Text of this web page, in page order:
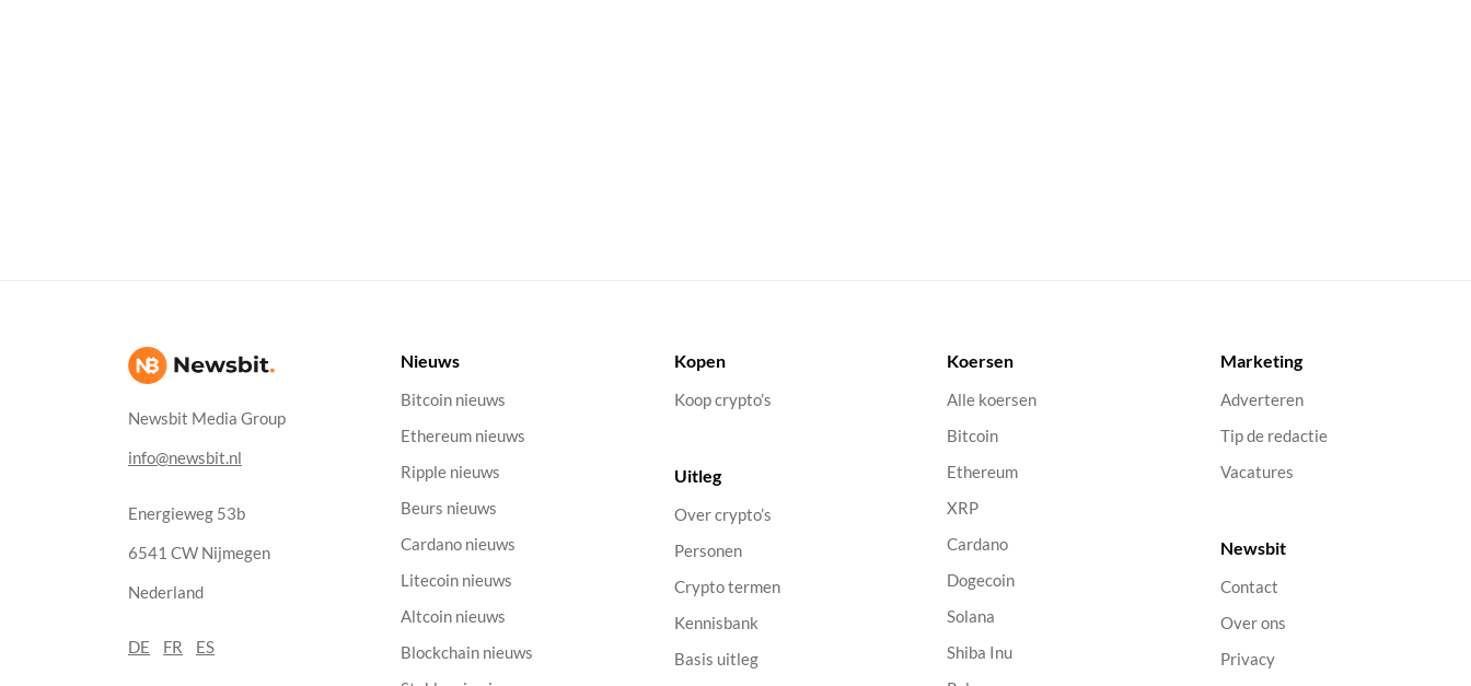
Newsbit Media Group
info@newsbit.nl
Energieweg 53b
6541 CW Nijmegen
Nederland
DE FR ES
Nieuws
Bitcoin nieuws
Ethereum nieuws
Ripple nieuws
Beurs nieuws
Cardano nieuws
Litecoin nieuws
Altcoin nieuws
Blockchain nieuws
Kopen
Koop crypto’s
Uitleg
Over crypto’s
Personen
Crypto termen
Kennisbank
Basis uitleg
Koersen
Alle koersen
Bitcoin
Ethereum
XRP
Cardano
Dogecoin
Solana
Shiba Inu
Marketing
Adverteren
Tip de redactie
Vacatures
Newsbit
Contact
Over ons
Privacy